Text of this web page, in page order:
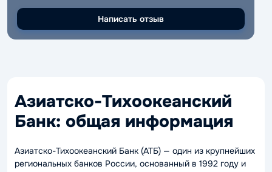
Написать отзыв
Написать отзыв
Азиатско-Тихоокеанский
Банк: общая информация
Азиатско-Тихоокеанский Банк (АТБ) — один из крупнейших
региональных банков России, основанный в 1992 году и